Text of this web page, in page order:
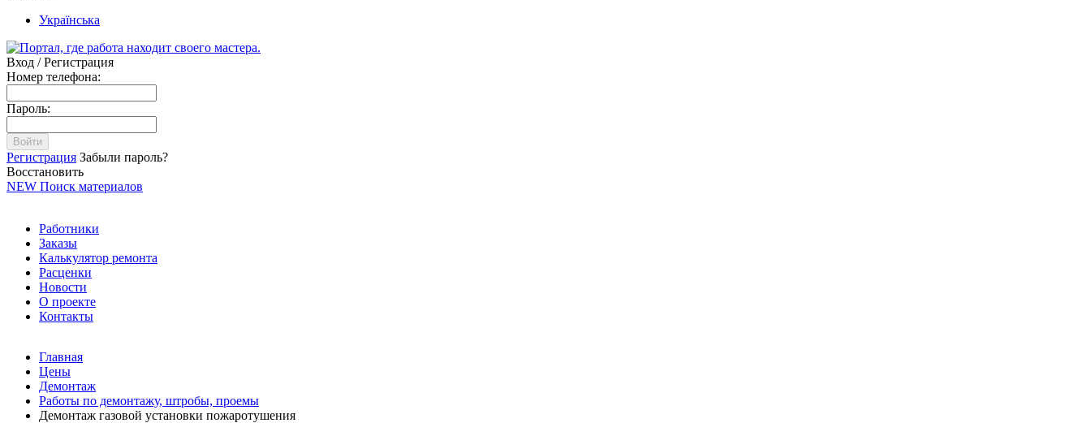
Українська
Вход / Регистрация
Номер телефона:
Пароль:
Войти
Регистрация Забыли пароль?
Восстановить
NEW Поиск материалов
Работники
Заказы
Калькулятор ремонта
Расценки
Новости
О проекте
Контакты
Главная
Цены
Демонтаж
Работы по демонтажу, штробы, проемы
Демонтаж газовой установки пожаротушения